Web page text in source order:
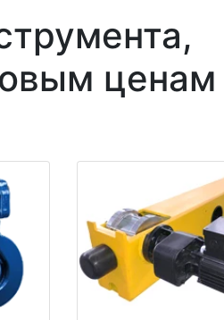
ценам